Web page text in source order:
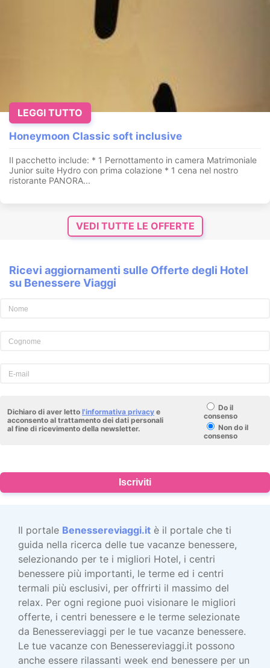
Honeymoon Classic soft inclusive
Il pacchetto include: * 1 Pernottamento in camera Matrimoniale
Junior suite Hydro con prima colazione * 1 cena nel nostro
ristorante PANORA...
LEGGI TUTTO
VEDI TUTTE LE OFFERTE
Ricevi aggiornamenti sulle Offerte degli Hotel
su Benessere Viaggi
Dichiaro di aver letto l'informativa privacy e
acconsento al trattamento dei dati personali
al fine di ricevimento della newsletter.
Do il
consenso
Non do il
consenso
Iscriviti
Il portale Benessereviaggi.it è il portale che ti
guida nella ricerca delle tue vacanze benessere,
selezionando per te i migliori Hotel, i centri
benessere più importanti, le terme ed i centri
termali più esclusivi, per offrirti il massimo del
relax. Per ogni regione puoi visionare le migliori
offerte, i centri benessere e le terme selezionate
da Benessereviaggi per le tue vacanze benessere.
Le tue vacanze con Benessereviaggi.it possono
anche essere rilassanti week end benessere per un